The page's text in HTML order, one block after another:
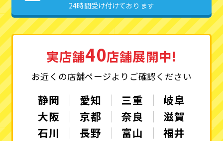
24時間受け付けております
実店舗40店舗展開中!
お近くの店舗ページよりご確認ください
静岡 愛知 三重
岐阜
大阪
京都 奈良
滋賀
石川
長野 富山
福井